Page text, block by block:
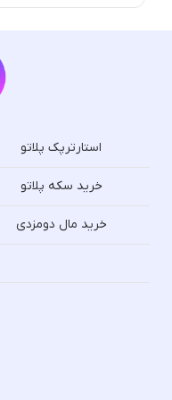
استارترپک پلاتو
خرید سکه پلاتو
خرید مال دومزدی